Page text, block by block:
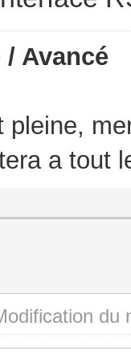
/ Avancé
pleine,
a tout
du